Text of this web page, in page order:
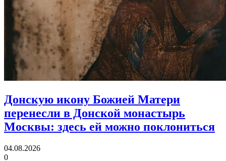
Донскую икону Божией Матери
перенесли в Донской монастырь
Москвы: здесь ей можно поклониться
04.08.2026
0